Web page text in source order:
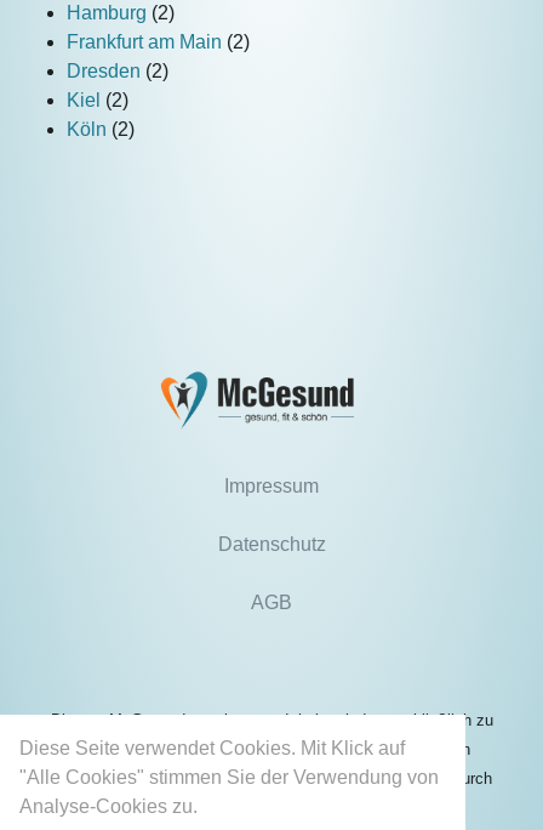
Diese Seite verwendet Cookies. Mit Klick auf
"Alle Cookies" stimmen Sie der Verwendung von
Analyse-Cookies zu.
Hamburg (2)
Frankfurt am Main (2)
Dresden (2)
Kiel (2)
Köln (2)
Impressum
Datenschutz
AGB
Die von McGesund angebotenen Inhalte sind ausschließlich zu
Informationszwecken bestimmt und können unter keinen
Umständen die Behandlung oder professionelle Beratung durch
einen qualifizierten Arzt ersetzen.